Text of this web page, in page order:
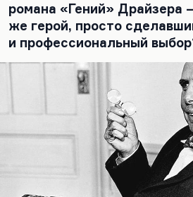
романа «Гений» Драйзера
же герой, просто
и профессиональный